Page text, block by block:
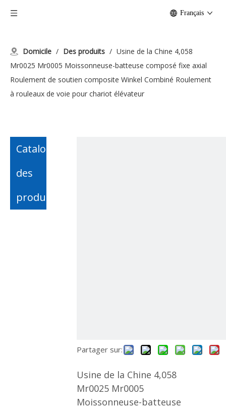
Français
Domicile / Des produits / Usine de la Chine 4,058
Mr0025 Mr0005 Moissonneuse-batteuse composé fixe axial
Roulement de soutien composite Winkel Combiné Roulement
à rouleaux de voie pour chariot élévateur
Catalogue
des
produits
Partager sur:
Usine de la Chine 4,058
Mr0025 Mr0005
Moissonneuse-batteuse